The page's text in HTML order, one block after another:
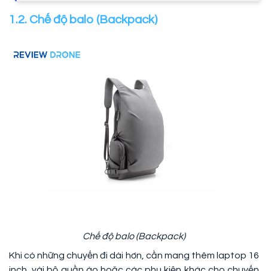
1.2. Chế độ balo (Backpack)
Chế độ balo (Backpack)
Khi có những chuyến đi dài hơn, cần mang thêm laptop 16